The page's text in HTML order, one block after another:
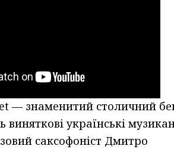
— знаменитий столичний
виняткові українські
саксофоніст Дмитро